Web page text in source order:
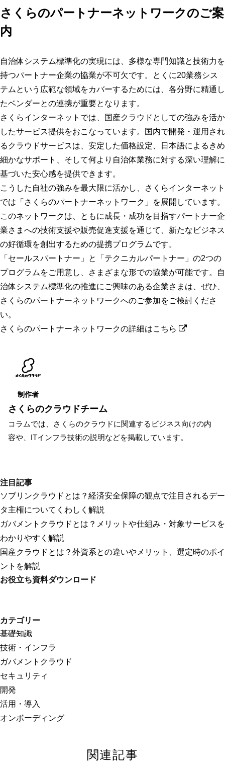
さくらのパートナーネットワークのご案
内
自治体システム標準化の実現には、多様な専門知識と技術力を
持つパートナー企業の協業が不可欠です。とくに20業務シス
テムという広範な領域をカバーするためには、各分野に精通し
たベンダーとの連携が重要となります。
さくらインターネットでは、国産クラウドとしての強みを活か
したサービス提供をおこなっています。国内で開発・運用され
るクラウドサービスは、安定した価格設定、日本語によるきめ
細かなサポート、そして何より自治体業務に対する深い理解に
基づいた安心感を提供できます。
こうした自社の強みを最大限に活かし、さくらインターネット
では「さくらのパートナーネットワーク」を展開しています。
このネットワークは、ともに成長・成功を目指すパートナー企
業さまへの技術支援や販売促進支援を通じて、新たなビジネス
の好循環を創出するための提携プログラムです。
「セールスパートナー」と「テクニカルパートナー」の2つの
プログラムをご用意し、さまざまな形での協業が可能です。自
治体システム標準化の推進にご興味のある企業さまは、ぜひ、
さくらのパートナーネットワークへのご参加をご検討くださ
い。
さくらのパートナーネットワークの詳細はこちら
制作者
さくらのクラウドチーム
コラムでは、さくらのクラウドに関連するビジネス向けの内
容や、ITインフラ技術の説明などを掲載しています。
注目記事
ソブリンクラウドとは？経済安全保障の観点で注目されるデー
タ主権についてくわしく解説
ガバメントクラウドとは？メリットや仕組み・対象サービスを
わかりやすく解説
国産クラウドとは？外資系との違いやメリット、選定時のポイ
ントを解説
お役立ち資料ダウンロード
カテゴリー
基礎知識
技術・インフラ
ガバメントクラウド
セキュリティ
開発
活用・導入
オンボーディング
関連記事